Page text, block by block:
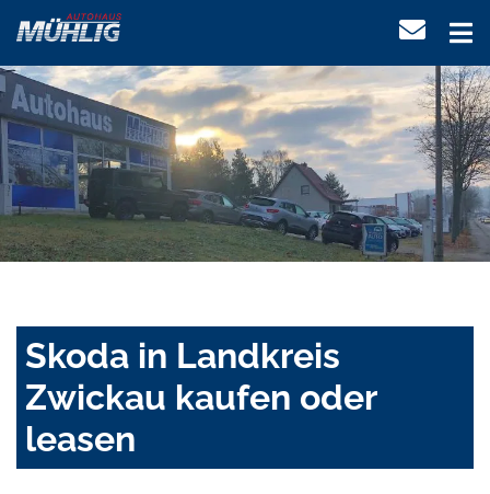
Skoda in Landkreis
Zwickau kaufen oder
leasen